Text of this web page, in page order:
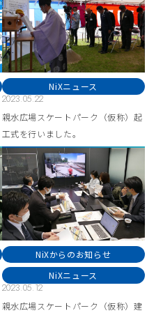
NiXニュース
2023.05.22
親水広場スケートパーク（仮称）起
工式を行いました。
NiXからのお知らせ
NiXニュース
2023.05.12
親水広場スケートパーク（仮称）建